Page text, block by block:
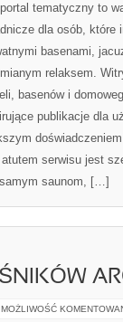
tematyczny to
dla osób, które
basenami,
relaksem.
basenów i
publikacje dla
serwisu jest
saunom, […]
MOŻLIWOŚĆ